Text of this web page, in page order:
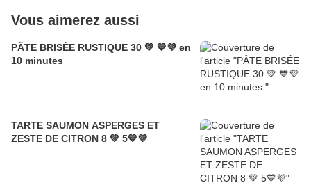
Vous aimerez aussi
PÂTE BRISÉE RUSTIQUE 30 💚 💙💜 en
10 minutes
TARTE SAUMON ASPERGES ET
ZESTE DE CITRON 8 💚 5💙💜